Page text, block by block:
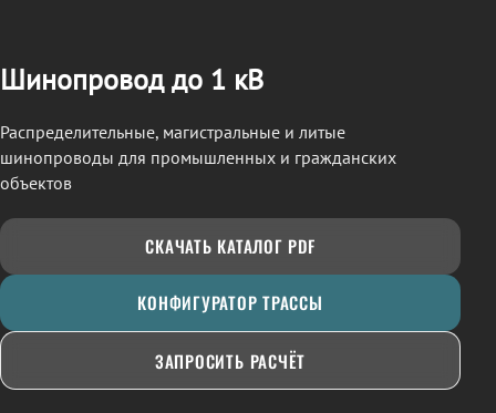
Шинопровод до 1 кВ
Распределительные, магистральные и литые
шинопроводы для промышленных и гражданских
объектов
СКАЧАТЬ КАТАЛОГ PDF
КОНФИГУРАТОР ТРАССЫ
ЗАПРОСИТЬ РАСЧЁТ